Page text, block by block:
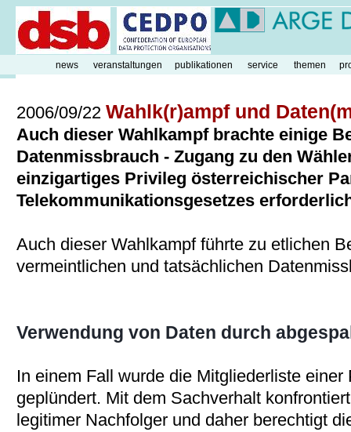
2006/09/22 Wahlk(r)ampf und
Auch dieser Wahlkampf brachte einige
Datenmissbrauch - Zugang zu den
einzigartiges Privileg österreichischer
Telekommunikationsgesetzes
Auch dieser Wahlkampf führte zu etlichen
vermeintlichen und tatsächlichen
Verwendung von Daten durch
In einem Fall wurde die Mitgliederliste
geplündert. Mit dem Sachverhalt
legitimer Nachfolger und daher berechtigt
news veranstaltungen publikationen service themen